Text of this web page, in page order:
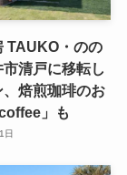
TAUKO・のの
清戸に移転し
焙煎珈琲のお
」も
日